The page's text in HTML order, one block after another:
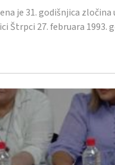
je 31. godišnjica
Štrpci 27. februara 1993.